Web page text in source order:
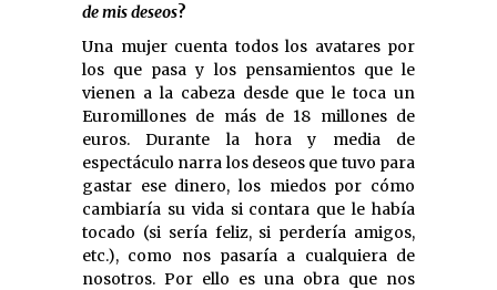
de mis deseos?
Una mujer cuenta todos los avatares por
los que pasa y los pensamientos que le
vienen a la cabeza desde que le toca un
Euromillones de más de 18 millones de
euros. Durante la hora y media de
espectáculo narra los deseos que tuvo para
gastar ese dinero, los miedos por cómo
cambiaría su vida si contara que le había
tocado (si sería feliz, si perdería amigos,
etc.), como nos pasaría a cualquiera de
nosotros. Por ello es una obra que nos